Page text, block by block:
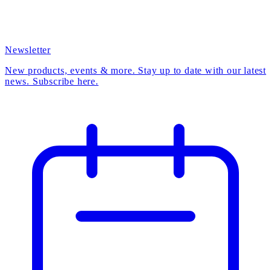
Newsletter
New products, events & more. Stay up to date with our latest
news. Subscribe here.